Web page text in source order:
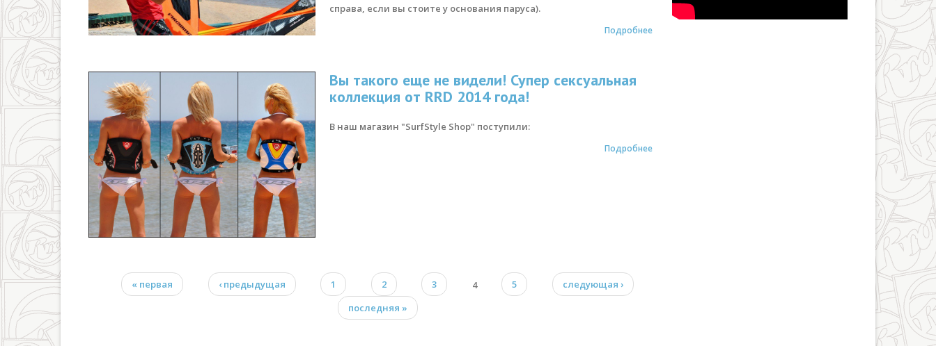
справа, если вы стоите у основания паруса).
Подробнее
Вы такого еще не видели! Супер сексуальная
коллекция от RRD 2014 года!
В наш магазин "SurfStyle Shop" поступили:
Подробнее
« первая ‹ предыдущая 1 2 3 4 5
следующая ›
последняя »